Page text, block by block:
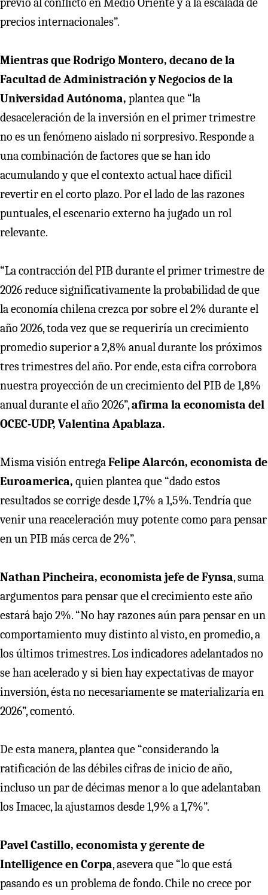
previo al conflicto en Medio Oriente y a la escalada de
precios internacionales”.
Mientras que Rodrigo Montero, decano de la
Facultad de Administración y Negocios de la
Universidad Autónoma, plantea que “la
desaceleración de la inversión en el primer trimestre
no es un fenómeno aislado ni sorpresivo. Responde a
una combinación de factores que se han ido
acumulando y que el contexto actual hace difícil
revertir en el corto plazo. Por el lado de las razones
puntuales, el escenario externo ha jugado un rol
relevante.
“La contracción del PIB durante el primer trimestre de
2026 reduce significativamente la probabilidad de que
la economía chilena crezca por sobre el 2% durante el
año 2026, toda vez que se requeriría un crecimiento
promedio superior a 2,8% anual durante los próximos
tres trimestres del año. Por ende, esta cifra corrobora
nuestra proyección de un crecimiento del PIB de 1,8%
anual durante el año 2026”,afirma la economista del
OCEC-UDP, Valentina Apablaza.
Misma visión entregaFelipe Alarcón, economista de
Euroamerica, quien plantea que “dado estos
resultados se corrige desde 1,7% a 1,5%. Tendría que
venir una reaceleración muy potente como para pensar
en un PIB más cerca de 2%”.
Nathan Pincheira, economista jefe de Fynsa, suma
argumentos para pensar que el crecimiento este año
estará bajo 2%. “No hay razones aún para pensar en un
comportamiento muy distinto al visto, en promedio, a
los últimos trimestres. Los indicadores adelantados no
se han acelerado y si bien hay expectativas de mayor
inversión, ésta no necesariamente se materializaría en
2026”, comentó.
De esta manera, plantea que “considerando la
ratificación de las débiles cifras de inicio de año,
incluso un par de décimas menor a lo que adelantaban
los Imacec, la ajustamos desde 1,9% a 1,7%”.
Pavel Castillo, economista y gerente de
Intelligence en Corpa, asevera que “lo que está
pasando es un problema de fondo. Chile no crece por